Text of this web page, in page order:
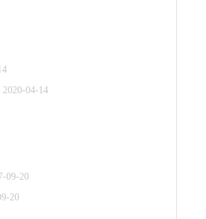
2020-04-14
09-20
20